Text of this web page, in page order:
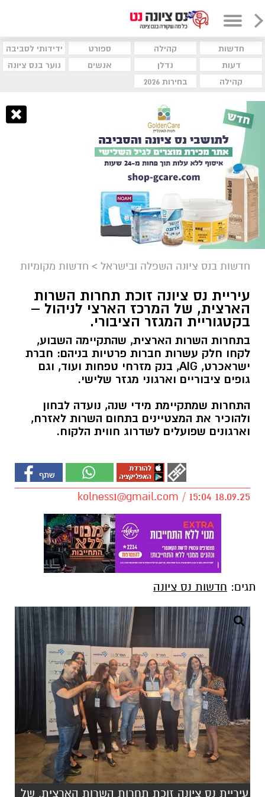
חדשות קהילה ספורט
ידידותי לסביבה
דעות
נדלן אנשים
נוער בנס ציונה
קהילה
בחירות 2026
חדשות בנס ציונה השפלה ובישראל > חדשות מקומיות
עיריית נס ציונה זוכת תחרות השרות
הארצית, של המרכז הארצי לניהול –
בקטגוריית המגזר הציבורי.
בתחרות השרות הארצית, שהתקיימה השבוע,
לקחו חלק עשרות חברות פרטיות בניהם: חברת
ישראכרט, AIG, בנק מזרחי טפחות ועוד, וגם
גופים ציבוריים וארגוני מגזר שלישי.
התחרות שמתקיימת מידי שנה, נועדה לבחון
ולהוכיר את המצטיינים בתחום השרות לאזרח,
וארגונים שפועלים לשדרוג חווית הלקוח.
kolness1@gmail.com / 15:04 18.09.25
תגים: חדשות נס ציונה
עיריית נס ציונה זוכת תחרות השרות הארצית, של